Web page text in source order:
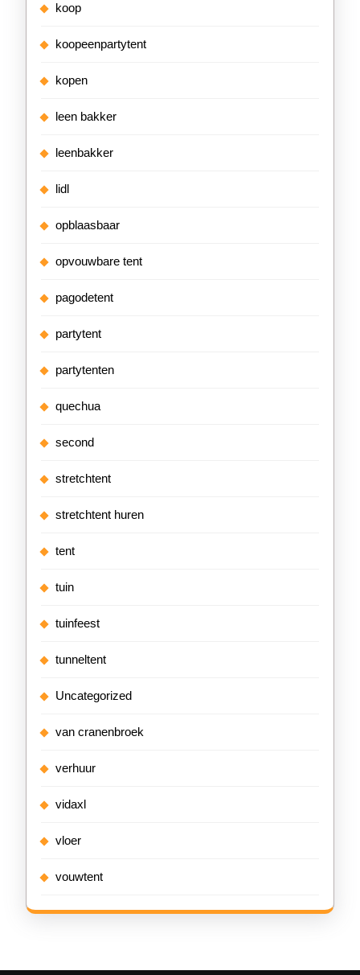
koop
koopeenpartytent
kopen
leen bakker
leenbakker
lidl
opblaasbaar
opvouwbare tent
pagodetent
partytent
partytenten
quechua
second
stretchtent
stretchtent huren
tent
tuin
tuinfeest
tunneltent
Uncategorized
van cranenbroek
verhuur
vidaxl
vloer
vouwtent